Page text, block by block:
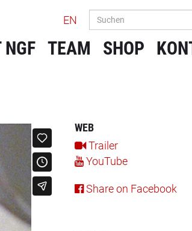
EN
NGF TEAM SHOP
WEB
Trailer
YouTube
Share on Facebook